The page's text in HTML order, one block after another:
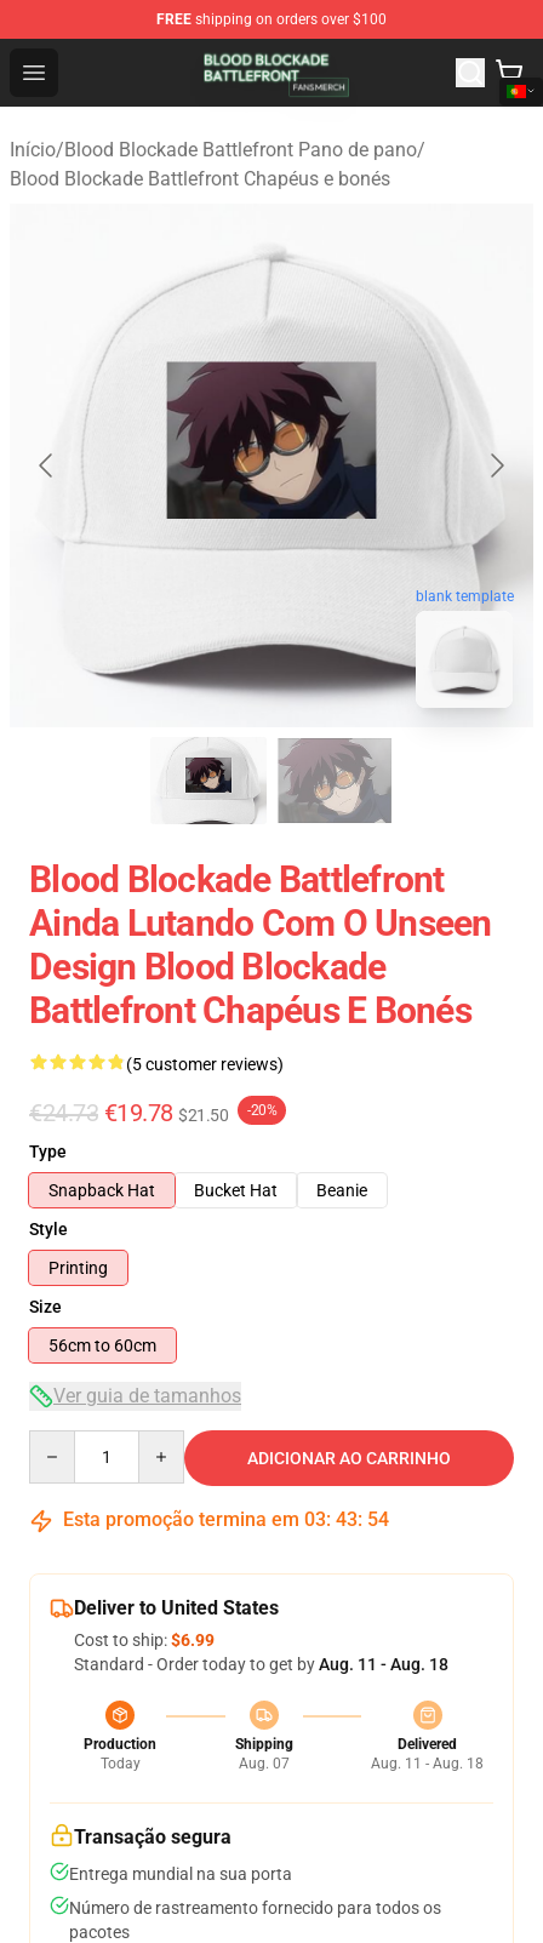
FREE shipping on orders over $100
Open menu
Blood Blockade Battlefront Shop - Official Blood
Início/Blood Blockade Battlefront Pano de pano/
Blood Blockade Battlefront Chapéus e bonés
blank template
Blood Blockade Battlefront
Ainda Lutando Com O Unseen
Design Blood Blockade
Battlefront Chapéus E Bonés
(5 customer reviews)
€24.73 €19.78 $21.50 -20%
Type
Snapback Hat
Bucket Hat
Beanie
Style
Printing
Size
56cm to 60cm
Ver guia de tamanhos
ADICIONAR AO CARRINHO
Esta promoção termina em 03: 43: 54
Deliver to United States
Cost to ship:$6.99
Standard - Order today to get byAug. 11 - Aug. 18
Production
Today
Shipping
Aug. 07
Delivered
Aug. 11 - Aug. 18
Transação segura
Entrega mundial na sua porta
Número de rastreamento fornecido para todos os
pacotes